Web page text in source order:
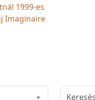
1999-es
Imaginaire